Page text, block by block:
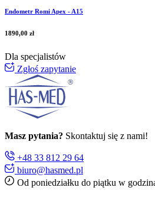
Endometr Romi Apex - A15
1890,00 zł
Dla specjalistów
Zgłoś zapytanie
Masz pytania? Skontaktuj się z nami!
+48 33 812 29 64
biuro@hasmed.pl
Od poniedziałku do piątku w